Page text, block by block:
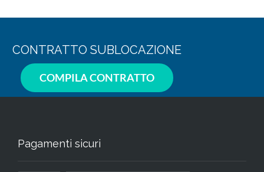
CONTRATTO SUBLOCAZIONE
COMPILA CONTRATTO
Pagamenti sicuri